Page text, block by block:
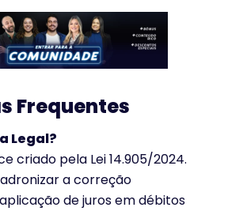
Frequentes
Legal?
criado pela Lei 14.905/2024.
a correção
de juros em débitos